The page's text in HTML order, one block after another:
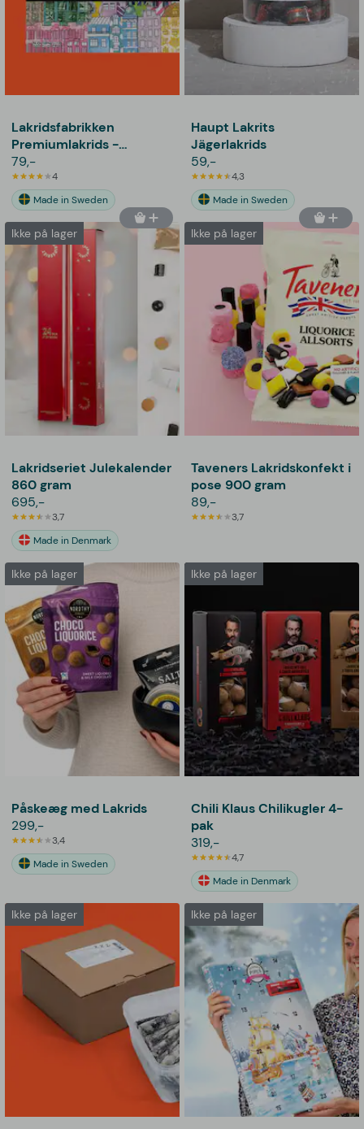
Lakridsfabrikken
Premiumlakrids -
Stockholm
79,-
4
Made in Sweden
Haupt Lakrits
Jägerlakrids
59,-
4,3
Made in Sweden
Ikke på lager
Lakridseriet Julekalender
860 gram
695,-
3,7
Made in Denmark
Ikke på lager
Taveners Lakridskonfekt i
pose 900 gram
89,-
3,7
Ikke på lager
Påskeæg med Lakrids
299,-
3,4
Made in Sweden
Ikke på lager
Chili Klaus Chilikugler 4-
pak
319,-
4,7
Made in Denmark
Ikke på lager Ikke på lager